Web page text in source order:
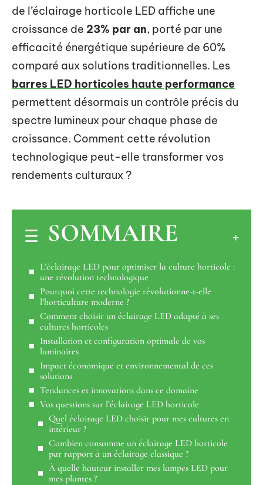
de l’éclairage horticole LED affiche une
croissance de 23% par an, porté par une
efficacité énergétique supérieure de 60%
comparé aux solutions traditionnelles. Les
barres LED horticoles haute performance
permettent désormais un contrôle précis du
spectre lumineux pour chaque phase de
croissance. Comment cette révolution
technologique peut-elle transformer vos
rendements culturaux ?
SOMMAIRE
L’éclairage LED pour optimiser la culture horticole :
une révolution technologique
Pourquoi cette technologie révolutionne-t-elle
l’horticulture moderne ?
Comment choisir un éclairage LED adapté à ses
cultures horticoles
Installation et configuration optimale de vos
luminaires
Impact économique et environnemental de ces
solutions
Tendances et innovations dans ce domaine
Vos questions sur l’éclairage LED horticole
Quel éclairage LED choisir pour mes cultures en
intérieur ?
Combien consomme un éclairage LED horticole
par rapport à un éclairage classique ?
À quelle hauteur installer mes lampes LED pour
mes plantes ?